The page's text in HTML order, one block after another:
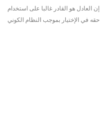
إن العادل هو القادر غالبا على استخدام
حقه في الإختيار بموجب النظام الكوني